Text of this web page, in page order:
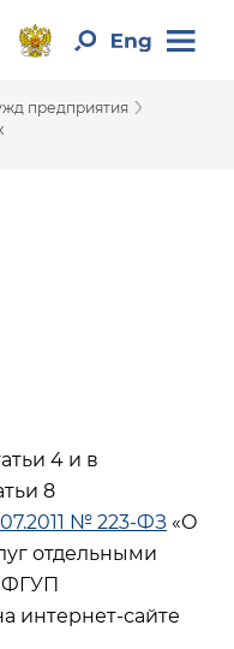
предприятия ›
4 и в
8
№ 223-ФЗ «О
отдельными
ФГУП
интернет-сайте